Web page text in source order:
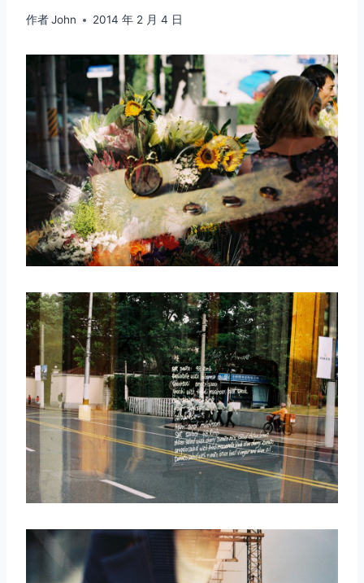
作者John 2014 年 2 月 4 日